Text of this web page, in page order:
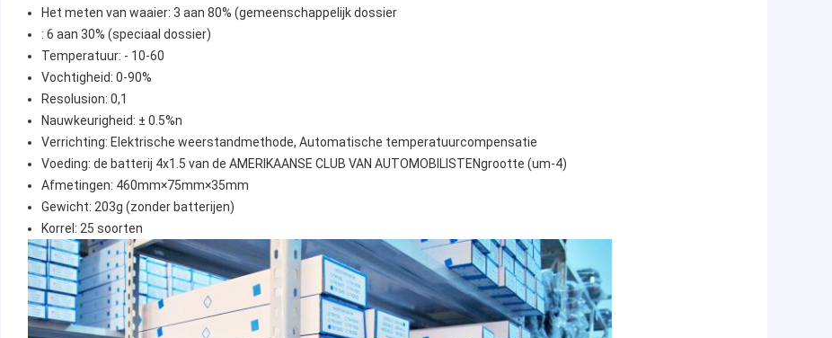
Het meten van waaier: 3 aan 80% (gemeenschappelijk dossier
: 6 aan 30% (speciaal dossier)
Temperatuur: - 10-60
Vochtigheid: 0-90%
Resolusion: 0,1
Nauwkeurigheid: ± 0.5%n
Verrichting: Elektrische weerstandmethode, Automatische temperatuurcompensatie
Voeding: de batterij 4x1.5 van de AMERIKAANSE CLUB VAN AUTOMOBILISTENgrootte (um-4)
Afmetingen: 460mm×75mm×35mm
Gewicht: 203g (zonder batterijen)
Korrel: 25 soorten